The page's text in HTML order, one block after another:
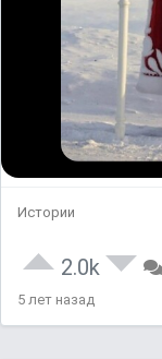
Истории
2.0k
5 лет назад